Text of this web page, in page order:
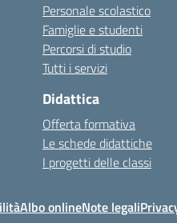
Personale scolastico
Famiglie e studenti
Percorsi di studio
Tutti i servizi
Didattica
Offerta formativa
Le schede didattiche
I progetti delle classi
Albo onlineNote legali